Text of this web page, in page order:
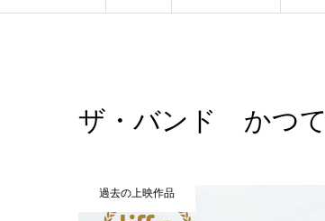
ザ・バンド かつ
過去の上映作品